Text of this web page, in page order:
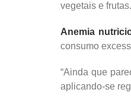
vegetais e frutas.
Anemia
consumo
“Ainda que
aplicando-se